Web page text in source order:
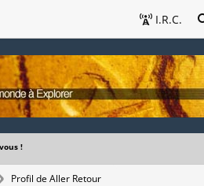
I.R.C.
!
Profil de Aller Retour